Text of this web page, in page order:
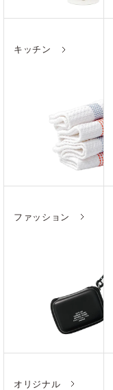
キッチン
ファッション
オリジナル